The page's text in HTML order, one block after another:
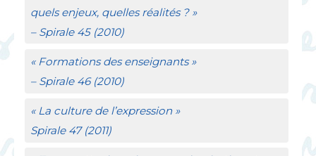
quels enjeux, quelles réalités ? »
– Spirale45 (2010)
« Formations des enseignants »
– Spirale46 (2010)
« La culture de l’expression »
Spirale47 (2011)